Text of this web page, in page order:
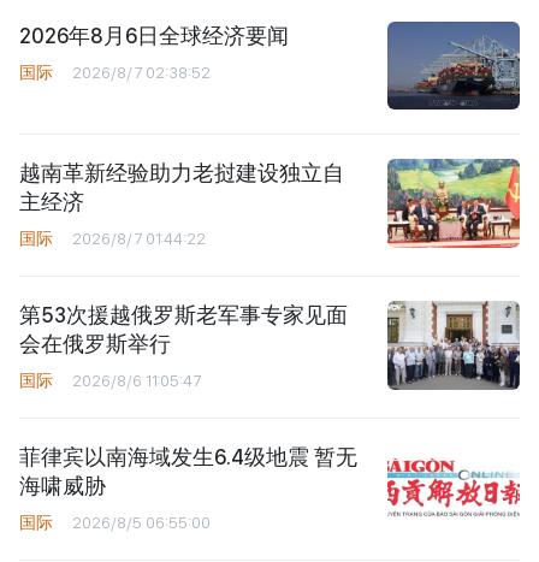
2026年8月6日全球经济要闻
国际 2026/8/7 02:38:52
越南革新经验助力老挝建设独立自
主经济
国际 2026/8/7 01:44:22
第53次援越俄罗斯老军事专家见面
会在俄罗斯举行
国际 2026/8/6 11:05:47
菲律宾以南海域发生6.4级地震 暂无
海啸威胁
国际 2026/8/5 06:55:00